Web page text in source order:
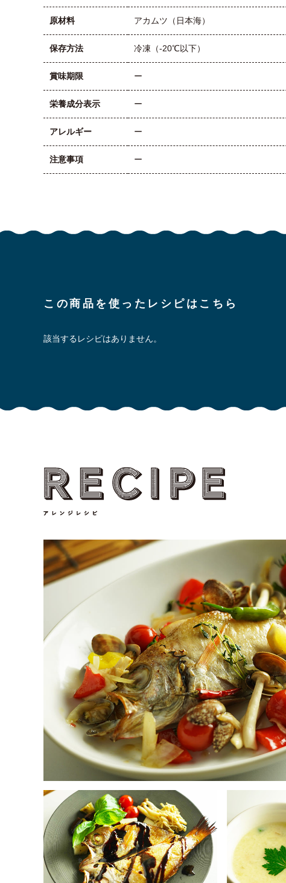
原材料 アカムツ（日本海）
保存方法 冷凍（-20℃以下）
賞味期限 ー
栄養成分表示 ー
アレルギー ー
注意事項 ー
この商品を使ったレシピはこちら
該当するレシピはありません。